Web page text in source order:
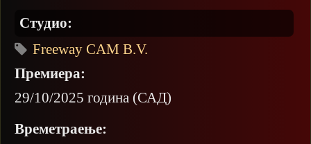
Студио:
Freeway CAM B.V.
Премиера:
29/10/2025 година (САД)
Времетраење: